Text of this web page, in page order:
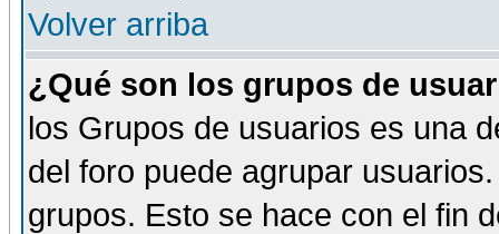
Volver arriba
¿Qué son los grupos de
los Grupos de usuarios es una
del foro puede agrupar
grupos. Esto se hace con el fin